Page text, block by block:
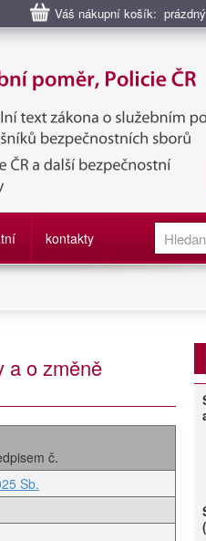
Váš nákupní košík: prázdný
Policie ČR, Vězeňská služba,
kontakty
a o změně
č.
Sb.